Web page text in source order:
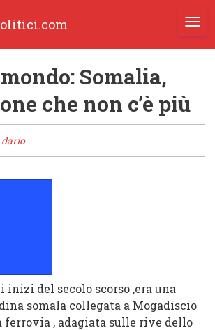
Somalia,
che non c’è più
dario
del secolo scorso ,era una
somala collegata a Mogadiscio
ferrovia , adagiata sulle rive dello